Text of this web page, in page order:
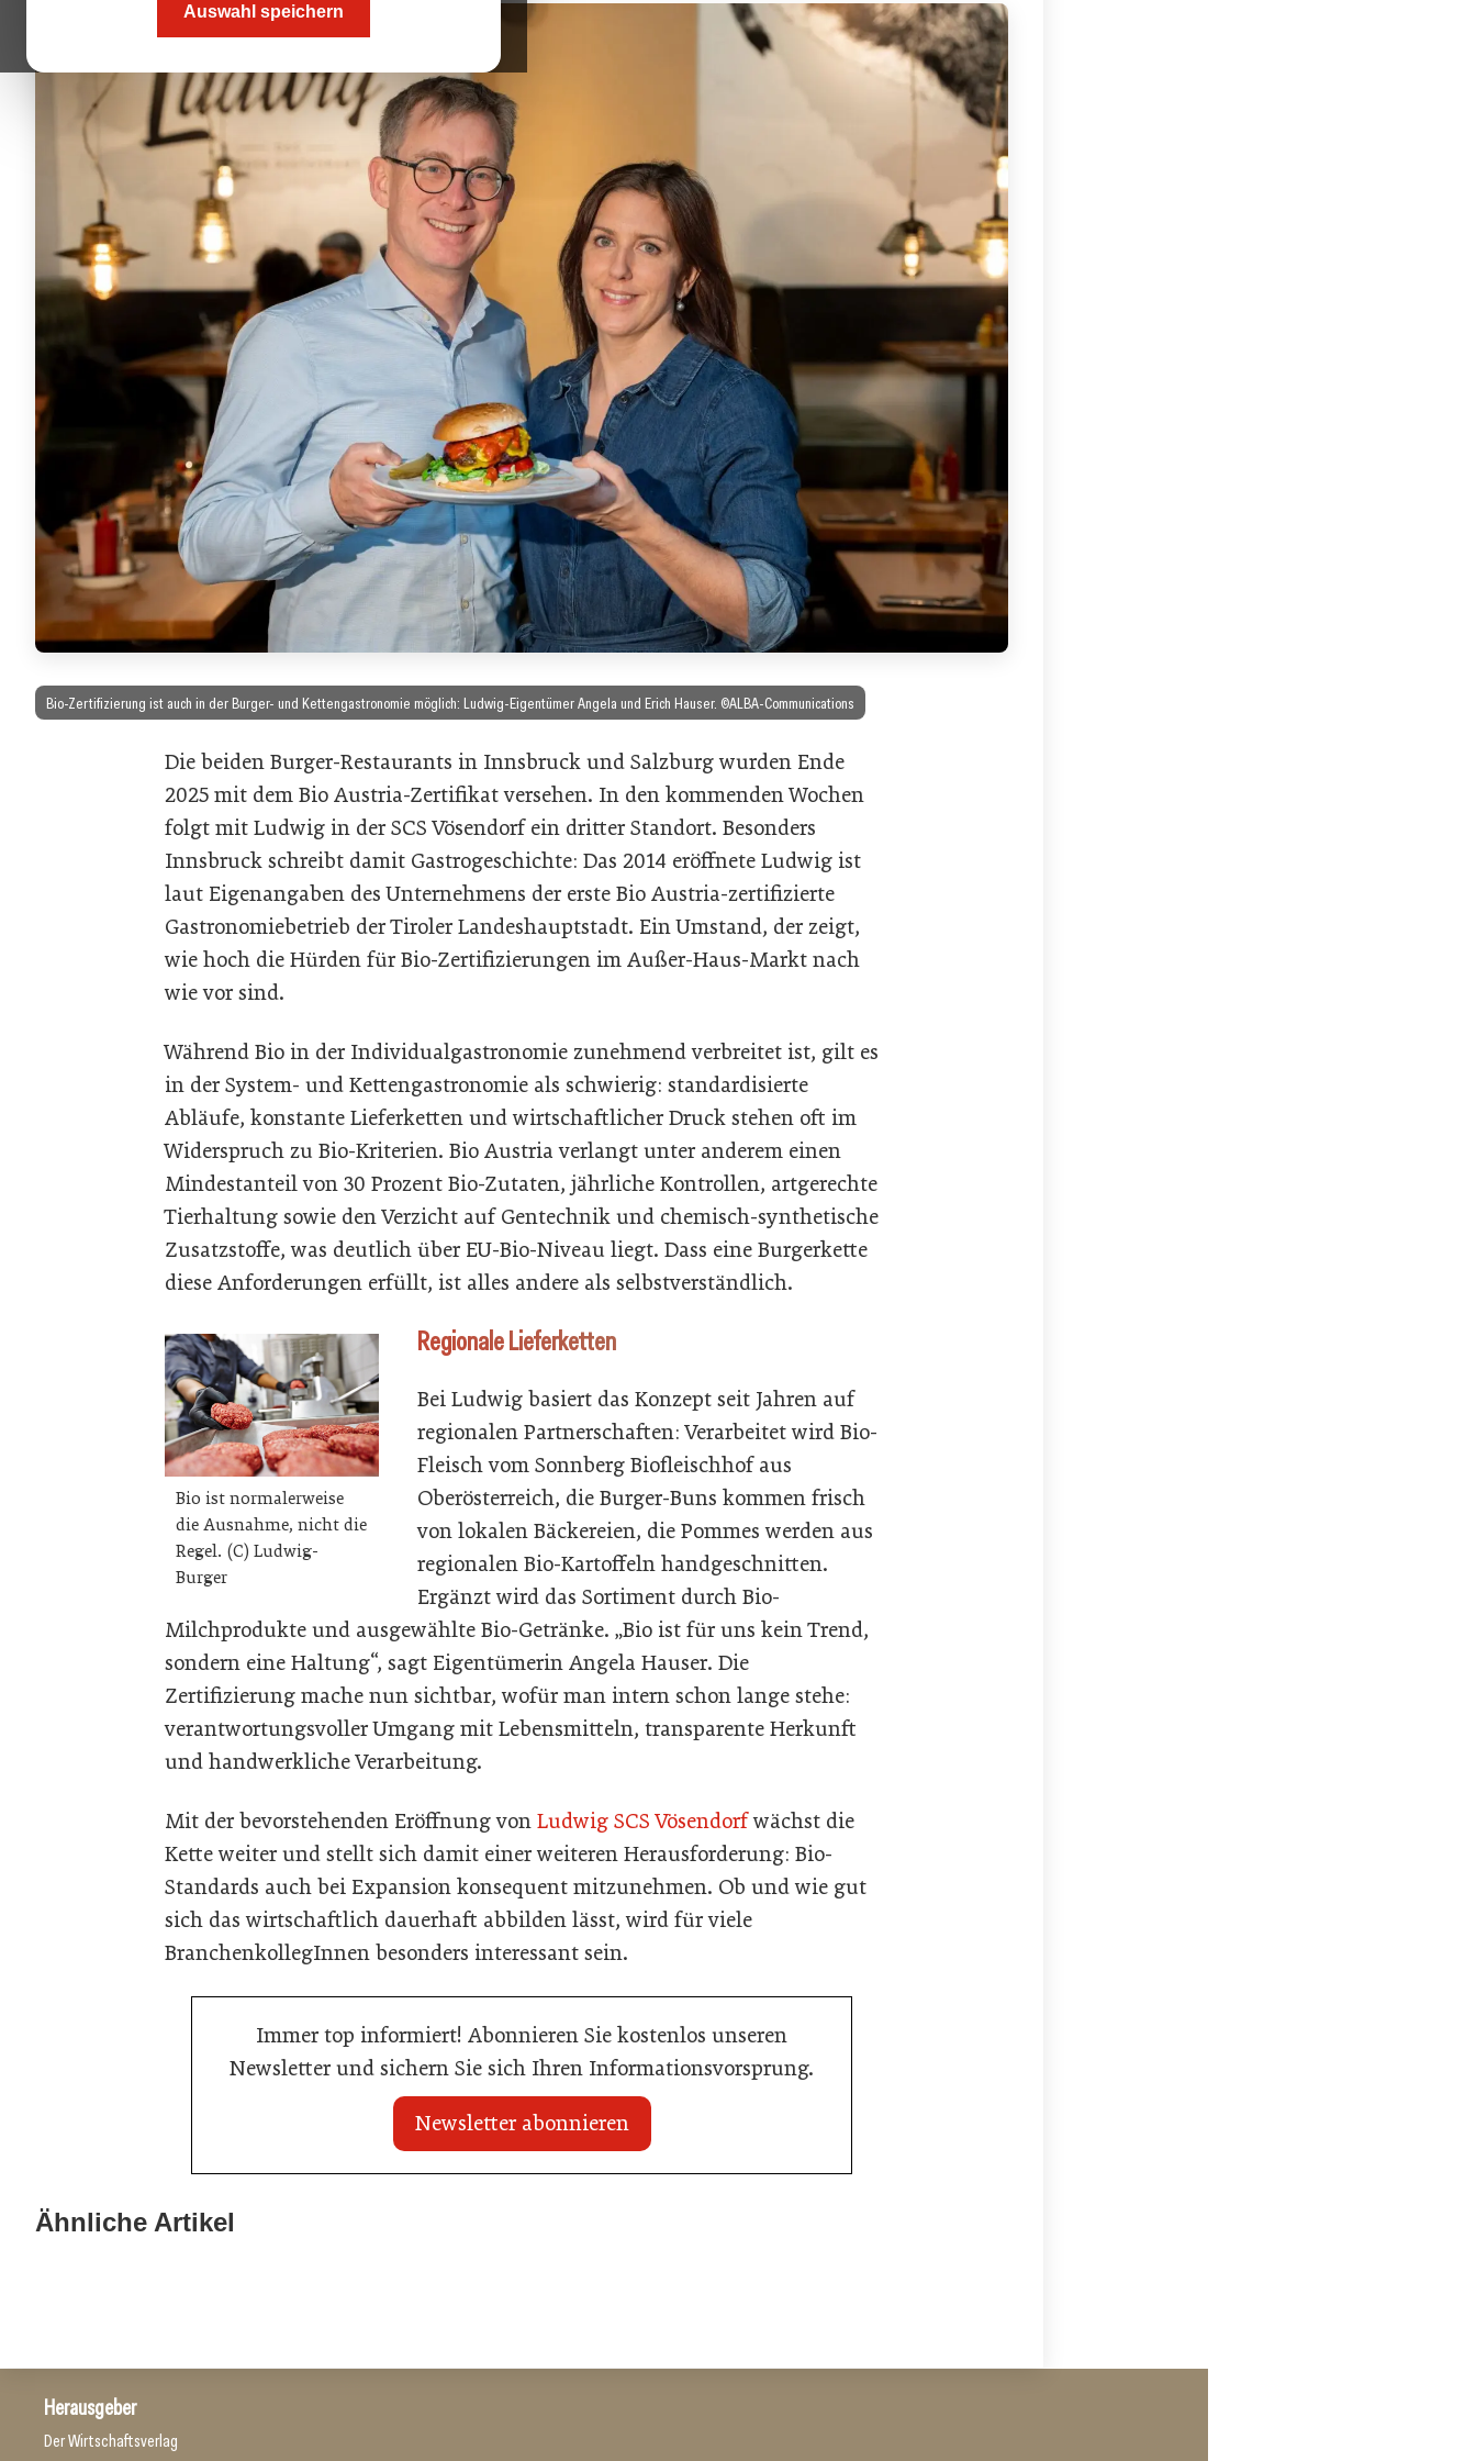
Auswahl speichern
Bio-Zertifizierung ist auch in der Burger- und Kettengastronomie möglich: Ludwig-Eigentümer Angela und Erich Hauser. ©ALBA-Communications
Die beiden Burger-Restaurants in Innsbruck und Salzburg wurden Ende
2025 mit dem Bio Austria-Zertifikat versehen. In den kommenden Wochen
folgt mit Ludwig in der SCS Vösendorf ein dritter Standort. Besonders
Innsbruck schreibt damit Gastrogeschichte: Das 2014 eröffnete Ludwig ist
laut Eigenangaben des Unternehmens der erste Bio Austria-zertifizierte
Gastronomiebetrieb der Tiroler Landeshauptstadt. Ein Umstand, der zeigt,
wie hoch die Hürden für Bio-Zertifizierungen im Außer-Haus-Markt nach
wie vor sind.
Während Bio in der Individualgastronomie zunehmend verbreitet ist, gilt es
in der System- und Kettengastronomie als schwierig: standardisierte
Abläufe, konstante Lieferketten und wirtschaftlicher Druck stehen oft im
Widerspruch zu Bio-Kriterien. Bio Austria verlangt unter anderem einen
Mindestanteil von 30 Prozent Bio-Zutaten, jährliche Kontrollen, artgerechte
Tierhaltung sowie den Verzicht auf Gentechnik und chemisch-synthetische
Zusatzstoffe, was deutlich über EU-Bio-Niveau liegt. Dass eine Burgerkette
diese Anforderungen erfüllt, ist alles andere als selbstverständlich.
Bio ist normalerweise
die Ausnahme, nicht die
Regel. (C) Ludwig-
Burger
Regionale Lieferketten
Bei Ludwig basiert das Konzept seit Jahren auf
regionalen Partnerschaften: Verarbeitet wird Bio-
Fleisch vom Sonnberg Biofleischhof aus
Oberösterreich, die Burger-Buns kommen frisch
von lokalen Bäckereien, die Pommes werden aus
regionalen Bio-Kartoffeln handgeschnitten.
Ergänzt wird das Sortiment durch Bio-
Milchprodukte und ausgewählte Bio-Getränke. „Bio ist für uns kein Trend,
sondern eine Haltung“, sagt Eigentümerin Angela Hauser. Die
Zertifizierung mache nun sichtbar, wofür man intern schon lange stehe:
verantwortungsvoller Umgang mit Lebensmitteln, transparente Herkunft
und handwerkliche Verarbeitung.
Mit der bevorstehenden Eröffnung von Ludwig SCS Vösendorfwächst die
Kette weiter und stellt sich damit einer weiteren Herausforderung: Bio-
Standards auch bei Expansion konsequent mitzunehmen. Ob und wie gut
sich das wirtschaftlich dauerhaft abbilden lässt, wird für viele
BranchenkollegInnen besonders interessant sein.
Immer top informiert! Abonnieren Sie kostenlos unseren
Newsletter und sichern Sie sich Ihren Informationsvorsprung.
Newsletter abonnieren
Ähnliche Artikel
War die Fußball-WM 2026 für Ihren
Herausgeber
Der Wirtschaftsverlag